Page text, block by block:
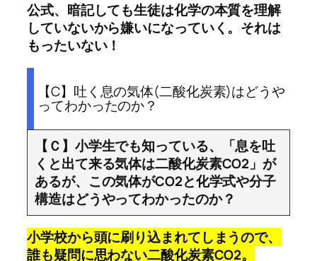
公式、暗記しても生徒は化学の本質を理解
していないから嫌いになっていく。それは
もったいない！
【C】吐く息の気体(二酸化炭素)はどうや
ってわかったのか？
【Ｃ】小学生でも知っている、「息を吐
くと出て来る気体は二酸化炭素CO2」が
あるが、この気体がCO2と化学式や分子
構造はどうやってわかったのか？
小学校から頭に刷り込まれてしまうので、
誰も疑問に思わない二酸化炭素CO2。